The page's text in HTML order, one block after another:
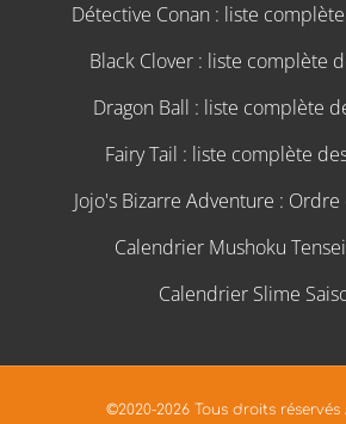
Détective Conan : liste
Black Clover : liste complète
Dragon Ball : liste complète
Fairy Tail : liste complète
Jojo's Bizarre Adventure :
Calendrier Mushoku
Calendrier Slime
©2020-2026 Tous droits réservés